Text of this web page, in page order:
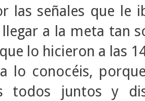
las señales que le
a la meta tan
lo hicieron a las
lo conocéis,
todos juntos y